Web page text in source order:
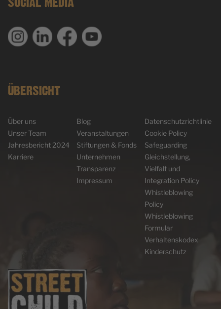
SOCIAL MEDIA
ÜBERSICHT
Über uns
Unser Team
Jahresbericht 2024
Karriere
Blog
Veranstaltungen
Stiftungen & Fonds
Unternehmen
Transparenz
Impressum
Datenschutzrichtlinie
Cookie Policy
Safeguarding
Gleichstellung,
Vielfalt und
Integration Policy
Whistleblowing
Policy
Whistleblowing
Formular
Verhaltenskodex
Kinderschutz